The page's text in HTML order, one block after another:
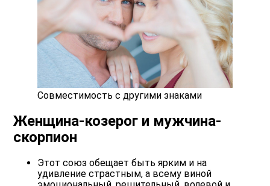
Совместимость с другими знаками
Женщина-козерог и мужчина-
скорпион
Этот союз обещает быть ярким и на
удивление страстным, а всему виной